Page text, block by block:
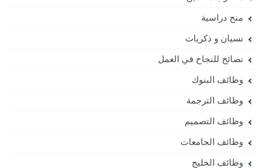
منح دراسية
نسيان و ذكريات
نصائح للنجاح في العمل
وظائف البنوك
وظائف الترجمة
وظائف التصميم
وظائف الجامعات
وظائف الخليج